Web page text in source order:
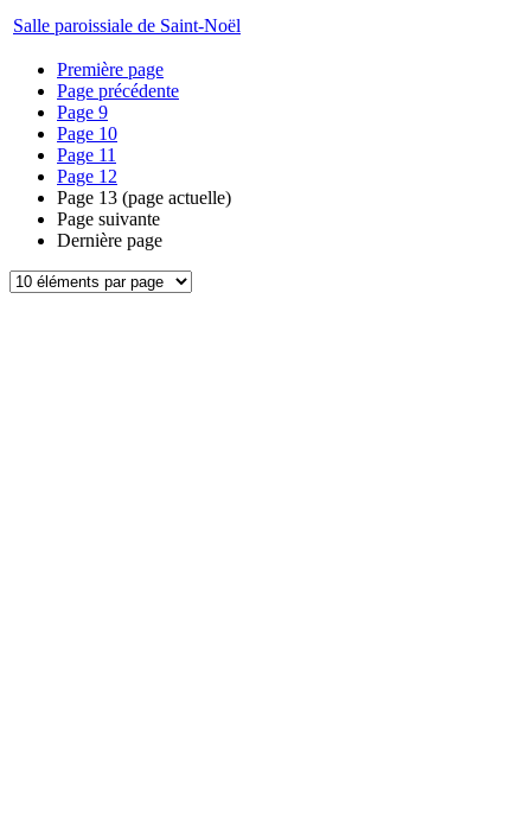
Salle paroissiale de Saint-Noël
Première page
Page précédente
Page 9
Page 10
Page 11
Page 12
Page 13 (page actuelle)
Page suivante
Dernière page